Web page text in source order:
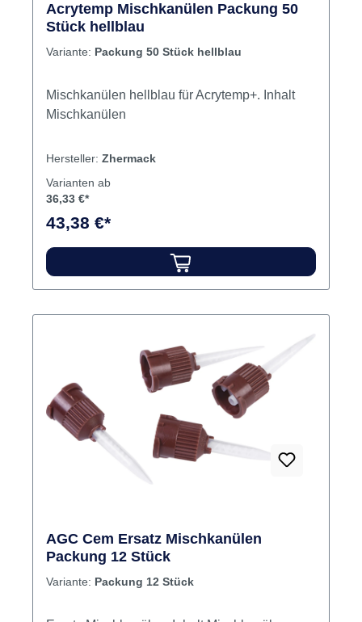
Acrytemp Mischkanülen Packung 50
Stück hellblau
Variante: Packung 50 Stück hellblau
Mischkanülen hellblau für Acrytemp+. Inhalt
Mischkanülen
Hersteller: Zhermack
Varianten ab
36,33 €*
43,38 €*
AGC Cem Ersatz Mischkanülen
Packung 12 Stück
Variante: Packung 12 Stück